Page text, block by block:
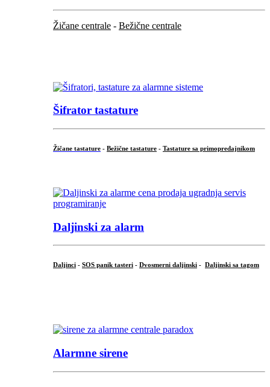
Žičane centrale - Bežične centrale
Šifrator tastature
Žičane tastature - Bežične tastature - Tastature sa primopredajnikom
Daljinski za alarm
Daljinci - SOS panik tasteri - Dvosmerni daljinski - Daljinski sa tagom
Alarmne sirene